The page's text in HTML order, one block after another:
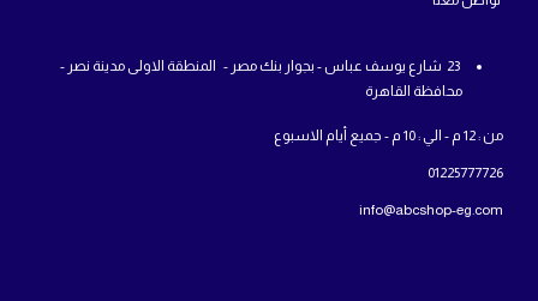
سياسة الشحن
نحن
23 شارع يوسف عباس - بجوار بنك مصر - المنطقة الاولى مدينة نصر -
محافظة القاهرة